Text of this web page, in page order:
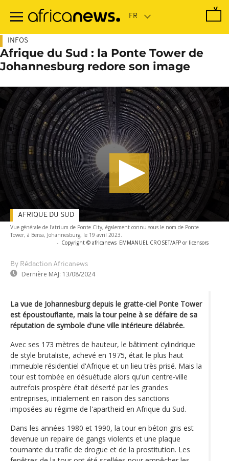
contenu
INFOS
Afrique du Sud : la Ponte Tower de
Johannesburg redore son image
Vue générale de l'atrium de Ponte City, également connu sous le nom de Ponte
Tower, à Berea, Johannesburg, le 19 avril 2023.
- Copyright © africanews EMMANUEL CROSET/AFP or licensors
By Rédaction Africanews
Dernière MAJ: 13/08/2024
AFRIQUE DU SUD
La vue de Johannesburg depuis le gratte-ciel Ponte Tower
est époustouflante, mais la tour peine à se défaire de sa
réputation de symbole d'une ville intérieure délabrée.
Avec ses 173 mètres de hauteur, le bâtiment cylindrique
de style brutaliste, achevé en 1975, était le plus haut
immeuble résidentiel d'Afrique et un lieu très prisé. Mais la
tour est tombée en désuétude alors qu'un centre-ville
autrefois prospère était déserté par les grandes
entreprises, initialement en raison des sanctions
imposées au régime de l'apartheid en Afrique du Sud.
Dans les années 1980 et 1990, la tour en béton gris est
devenue un repaire de gangs violents et une plaque
tournante du trafic de drogue et de la prostitution. Les